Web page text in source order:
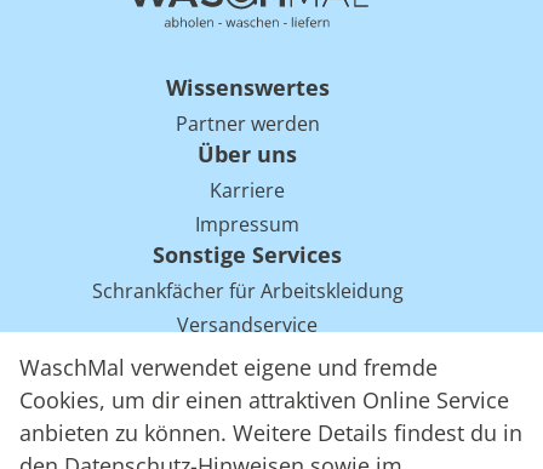
WaschMal verwendet eigene und fremde
Cookies, um dir einen attraktiven Online Service
anbieten zu können. Weitere Details findest du in
Wissenswertes
Partner werden
Über uns
Karriere
Impressum
Sonstige Services
Schrankfächer für Arbeitskleidung
Versandservice
Einsparpotentiale für Mietwäsche bei Arbeitskleidung
Arbeitskleidung Tracking mit RFID